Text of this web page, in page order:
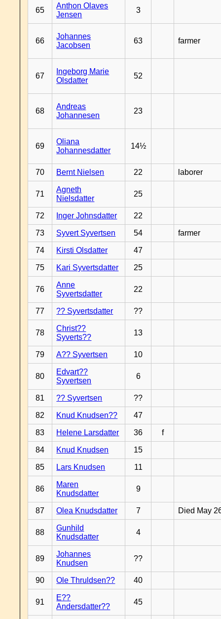
65
Anthon Olaves
Jensen
3
66
Johannes
Jacobsen
63 farmer
67
Ingeborg Marie
Olsdatter
52
68
Andreas
Johannesen
23
69
Oliana
Johannesdatter
14½
70 Bernt Nielsen 22 laborer
71
Agneth
Nielsdatter
25
72 Inger Johnsdatter 22
73 Syvert Syvertsen 54 farmer
74 Kirsti Olsdatter 47
75 Kari Syvertsdatter 25
76
Anne
Syvertsdatter
22
77 ?? Syvertsdatter ??
78
Christ??
Syverts??
13
79 A?? Syvertsen 10
80
Edvart??
Syvertsen
6
81 ?? Syvertsen ??
82 Knud Knudsen?? 47
83 Helene Larsdatter 36 f
84 Knud Knudsen 15
85 Lars Knudsen 11
86
Maren
Knudsdatter
9
87 Olea Knudsdatter 7 Died May
88
Gunhild
Knudsdatter
4
89
Johannes
Knudsen
??
90 Ole Thruldsen?? 40
91
E??
Andersdatter??
45